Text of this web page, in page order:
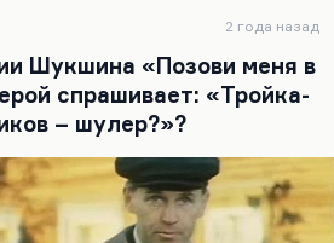
студенты, я бы никогда
меня поражаю. Есть у
в гоголевском
выдумал Украину»), и она
2 года назад
Шукшина «Позови меня в
спрашивает: «Тройка-
– шулер?»?